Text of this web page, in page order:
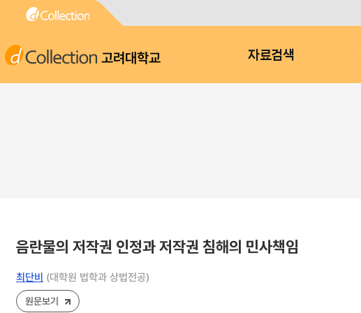
고려대학교 자료검색
음란물의 저작권 인정과 저작권 침해의 민사책임
최단비 (대학원 법학과 상법전공)
원문보기